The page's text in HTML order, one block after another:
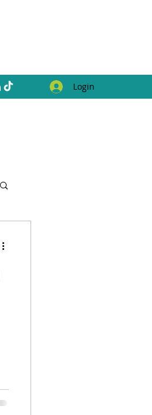
Login